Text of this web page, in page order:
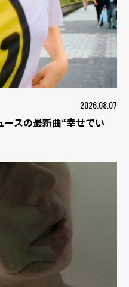
2026.08.07
スの最新曲“幸せでい